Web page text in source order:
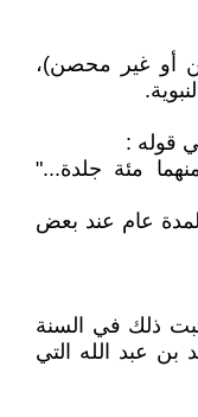
أو غير محصن)،
قوله :
مئة جلدة..."
عام عند بعض
ذلك في السنة
بن عبد الله التي